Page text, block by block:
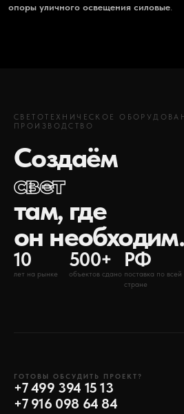
опоры уличного освещения силовые.
СВЕТОТЕХНИЧЕСКОЕ
ПРОИЗВОДСТВО
Создаём
свет
там, где
он необходим.
10
лет на рынке
500+
объектов сдано
РФ
поставка по всей
стране
ГОТОВЫ ОБСУДИТЬ ПРОЕКТ?
+7 499 394 15 13
+7 916 098 64 84